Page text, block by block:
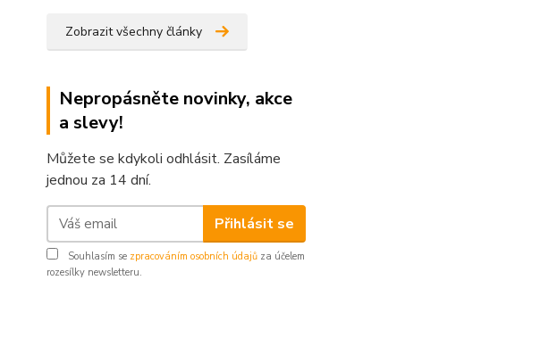
Zobrazit všechny články
Nepropásněte novinky, akce
a slevy!
Můžete se kdykoli odhlásit. Zasíláme
jednou za 14 dní.
Přihlásit se
Souhlasím se zpracováním osobních údajů za účelem
rozesílky newsletteru.